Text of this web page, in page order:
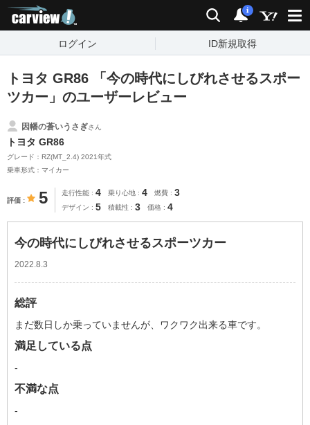
検索 通知
i
ログイン ID新規取得
トヨタ GR86 「今の時代にしびれさせるスポー
ツカー」のユーザーレビュー
因幡の蒼いうさぎさん
トヨタ GR86
グレード：RZ(MT_2.4) 2021年式
乗車形式：マイカー
評価 5 走行性能 4 乗り心地 4 燃費 3
デザイン 5 積載性 3 価格 4
今の時代にしびれさせるスポーツカー
2022.8.3
総評
まだ数日しか乗っていませんが、ワクワク出来る車です。
満足している点
-
不満な点
-